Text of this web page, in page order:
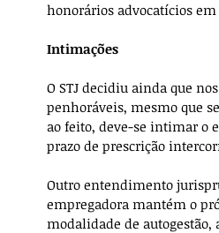
honorários advocatícios em
Intimações
O STJ decidiu ainda que
penhoráveis, mesmo que
ao feito, deve-se intimar o
prazo de prescrição
Outro entendimento
empregadora mantém o
modalidade de autogestão,